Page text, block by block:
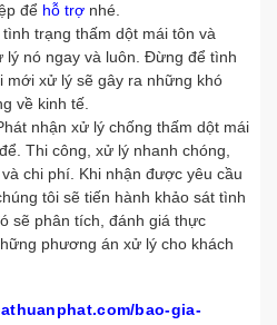
để hỗ trợ nhé.
trạng thấm dột mái tôn và
lý nó ngay và luôn. Đừng để tình
mới xử lý sẽ gây ra những khó
về kinh tế.
nhận xử lý chống thấm dột mái
Thi công, xử lý nhanh chóng,
chi phí. Khi nhận được yêu cầu
tôi sẽ tiến hành khảo sát tình
sẽ phân tích, đánh giá thực
phương án xử lý cho khách
bao-gia-